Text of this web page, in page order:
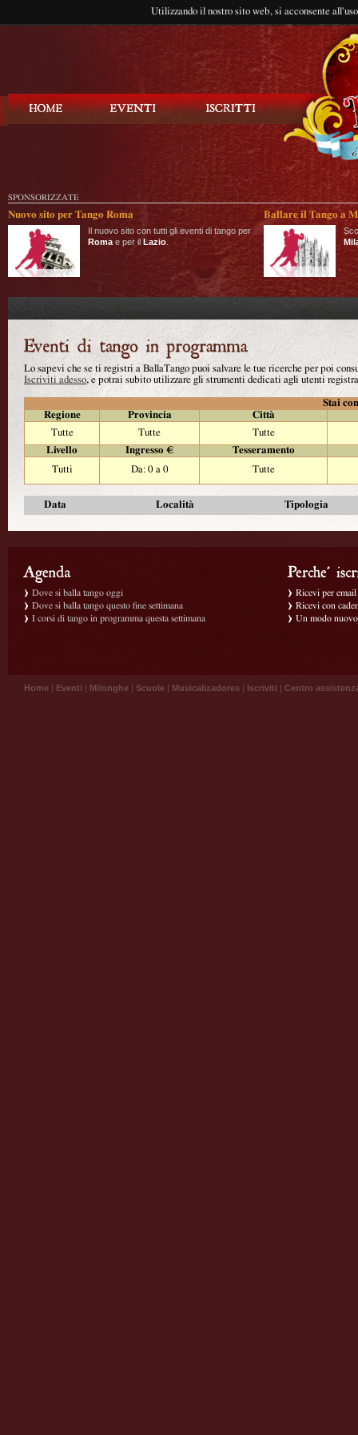
Utilizzando il nostro sito web, si acconsente
SPONSORIZZATE
Nuovo sito per Tango Roma
Il nuovo sito con tutti gli eventi di tango per
Roma e per il Lazio
Ballare il Tango a
Lo sapevi che se ti registri a BallaTango puoi salvare le tue ricerche per poi
Iscriviti adesso, e potrai subito utilizzare gli strumenti dedicati agli utenti
Stai
Regione
Provincia
Città
Tutte
Tutte
Tutte
Livello
Ingresso €
Tesseramento
Tutti
Da: 0 a 0 Tutte
Data Località Tipologia
Dove si balla tango oggi
Dove si balla tango questo fine settimana
I corsi di tango in programma questa settimana
Ricevi per
Ricevi con
Un modo
Home | Eventi | Milonghe | Scuole | Musicalizadores | Iscriviti | Centro